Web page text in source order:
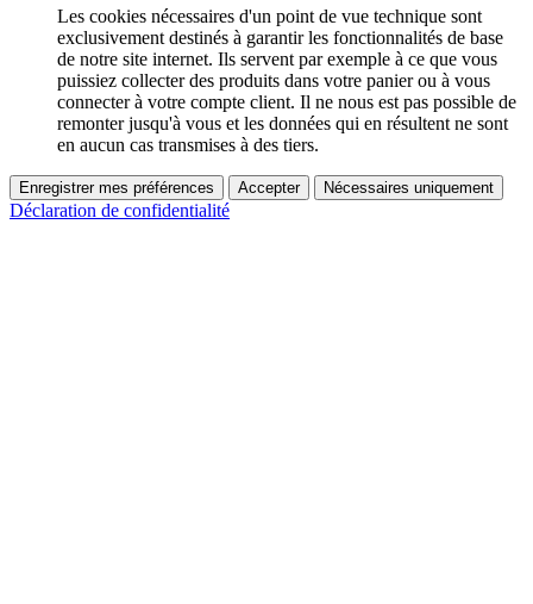
Les cookies nécessaires d'un point de vue technique sont
exclusivement destinés à garantir les fonctionnalités de base
de notre site internet. Ils servent par exemple à ce que vous
puissiez collecter des produits dans votre panier ou à vous
connecter à votre compte client. Il ne nous est pas possible de
remonter jusqu'à vous et les données qui en résultent ne sont
en aucun cas transmises à des tiers.
Enregistrer mes préférences Accepter Nécessaires uniquement
Déclaration de confidentialité